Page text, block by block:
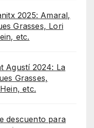
2025: Amaral,
Grasses, Lori
etc.
Agustí 2024: La
Grasses,
etc.
descuento para